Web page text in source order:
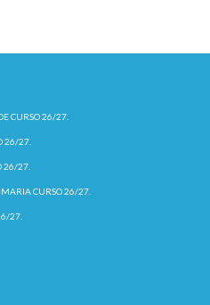
CURSO 26/27.
26/27.
26/27.
CURSO 26/27.
27.